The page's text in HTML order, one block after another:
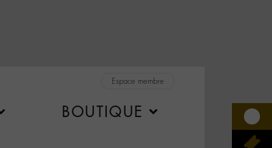
Espace membre
BOUTIQUE